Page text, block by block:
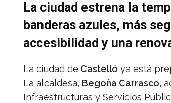
La ciudad estrena la
banderas azules, más
accesibilidad y una
La ciudad de Castelló ya está
La alcaldesa, Begoña Carrasco,
Infraestructuras y Servicios